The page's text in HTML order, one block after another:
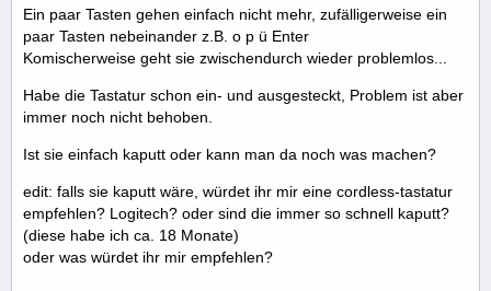
Ein paar Tasten gehen einfach nicht mehr, zufälligerweise ein
paar Tasten nebeinander z.B. o p ü Enter
Komischerweise geht sie zwischendurch wieder problemlos...
Habe die Tastatur schon ein- und ausgesteckt, Problem ist aber
immer noch nicht behoben.
Ist sie einfach kaputt oder kann man da noch was machen?
edit: falls sie kaputt wäre, würdet ihr mir eine cordless-tastatur
empfehlen? Logitech? oder sind die immer so schnell kaputt?
(diese habe ich ca. 18 Monate)
oder was würdet ihr mir empfehlen?